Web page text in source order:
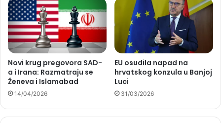
Novi krug pregovora SAD-
a i Irana: Razmatraju se
Ženeva i Islamabad
14/04/2026
EU osudila napad na
hrvatskog konzula u Banjoj
Luci
31/03/2026